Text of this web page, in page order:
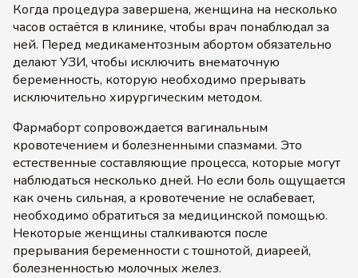
Когда процедура завершена, женщина на несколько
часов остаётся в клинике, чтобы врач понаблюдал за
ней. Перед медикаментозным абортом обязательно
делают УЗИ, чтобы исключить внематочную
беременность, которую необходимо прерывать
исключительно хирургическим методом.
Фармаборт сопровождается вагинальным
кровотечением и болезненными спазмами. Это
естественные составляющие процесса, которые могут
наблюдаться несколько дней. Но если боль ощущается
как очень сильная, а кровотечение не ослабевает,
необходимо обратиться за медицинской помощью.
Некоторые женщины сталкиваются после
прерывания беременности с тошнотой, диареей,
болезненностью молочных желез.